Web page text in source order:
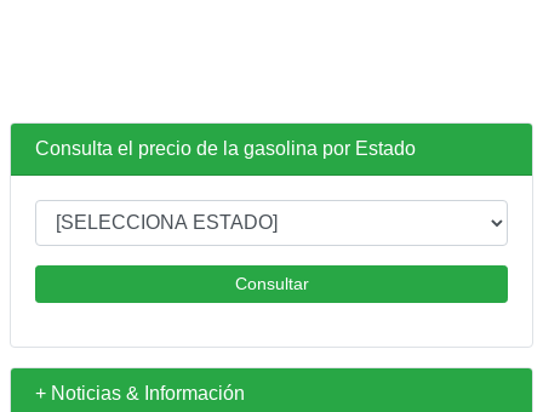
Consulta el precio de la gasolina por Estado
Consultar
+ Noticias & Información